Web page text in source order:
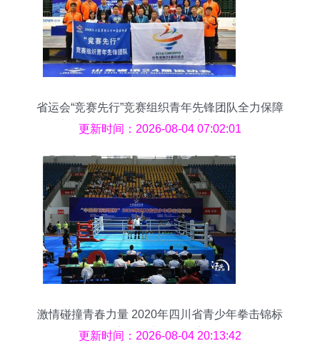
省运会“竞赛先行”竞赛组织青年先锋团队全力保障
赛事平稳运行——拳击运动赛事组织掠影
更新时间：2026-08-04 07:02:01
激情碰撞青春力量 2020年四川省青少年拳击锦标
赛在江安热烈开赛
更新时间：2026-08-04 20:13:42